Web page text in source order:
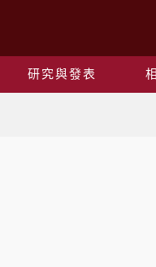
研究與發表